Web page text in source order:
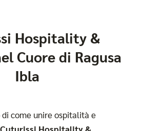
Hospitality &
Cuore di Ragusa
Ibla
come unire ospitalità e